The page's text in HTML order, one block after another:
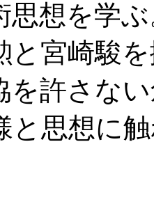
思想を学
と宮崎駿
を許さな
と思想に